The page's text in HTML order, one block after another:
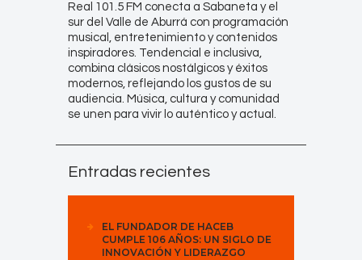
Real 101.5 FM conecta a Sabaneta y el
sur del Valle de Aburrá con programación
musical, entretenimiento y contenidos
inspiradores. Tendencial e inclusiva,
combina clásicos nostálgicos y éxitos
modernos, reflejando los gustos de su
audiencia. Música, cultura y comunidad
se unen para vivir lo auténtico y actual.
Entradas recientes
EL FUNDADOR DE HACEB
CUMPLE 106 AÑOS: UN SIGLO DE
INNOVACIÓN Y LIDERAZGO